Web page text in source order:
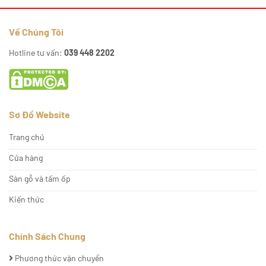
Về Chúng Tôi
Hotline tư vấn: 039 448 2202
Sơ Đồ Website
Trang chủ
Cửa hàng
Sàn gỗ và tấm ốp
Kiến thức
Chính Sách Chung
Phương thức vận chuyển